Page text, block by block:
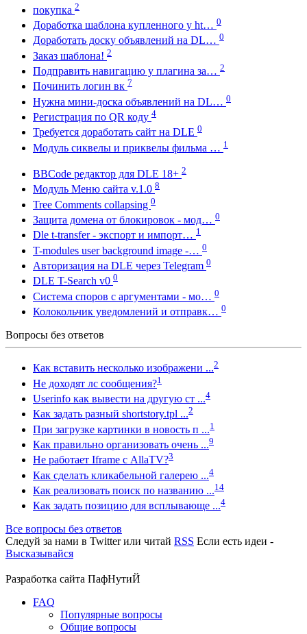
покупка 2
Доработка шаблона купленного у ht… 0
Доработать доску объявлений на DL… 0
Заказ шаблона! 2
Подправить навигацию у плагина за… 2
Починить логин вк 7
Нужна мини-доска объявлений на DL… 0
Регистрация по QR коду 4
Требуется доработать сайт на DLE 0
Модуль сиквелы и приквелы фильма … 1
BBCode редактор для DLE 18+ 2
Модуль Меню сайта v.1.0 8
Tree Comments collapsing 0
Защита домена от блокировок - мод… 0
Dle t-transfer - экспорт и импорт… 1
T-modules user background image -… 0
Авторизация на DLE через Telegram 0
DLE T-Search v0 0
Система споров с аргументами - мо… 0
Колокольчик уведомлений и отправк… 0
Вопросы без ответов
Как вставить несколько изображени ...2
Не доходят лс сообщения?1
Userinfo как вывести на другую ст ...4
Как задать разный shortstory.tpl ...2
При загрузке картинки в новость п ...1
Как правильно организовать очень ...9
Не работает Iframe с AllaTV?3
Как сделать кликабельной галерею ...4
Как реализовать поиск по названию ...14
Как задать позицию для всплывающе ...4
Все вопросы без ответов
Следуй за нами в Twitterили читай RSS Если есть идеи -
Высказывайся
Разработка сайта ПафНутиЙ
FAQ
Популярные вопросы
Общие вопросы